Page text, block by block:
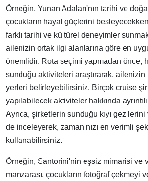
Örneğin, Yunan Adaları'nın tarihi ve
çocukların hayal güçlerini
farklı tarihi ve kültürel deneyimler
ailenizin ortak ilgi alanlarına göre en
önemlidir. Rota seçimi yapmadan önce,
sunduğu aktiviteleri araştırarak,
yerleri belirleyebilirsiniz. Birçok cruise
yapılabilecek aktiviteler hakkında
Ayrıca, şirketlerin sunduğu kıyı
de inceleyerek, zamanınızı en verimli
kullanabilirsiniz.
Örneğin, Santorini'nin eşsiz mimarisi ve
manzarası, çocukların fotoğraf çekmeyi